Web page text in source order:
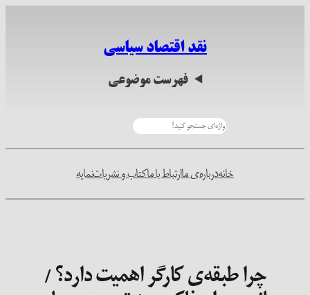
نقد اقتصاد سیاسی
فهرست موضوعی
خانهدرباره‌ی ماارتباط با ماکتاب و نشریاتنمایه
چرا طبقه‌ی کارگر اهمیت دارد؟ /